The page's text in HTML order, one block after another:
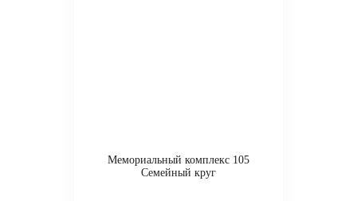
Мемориальный комплекс 105
Семейный круг